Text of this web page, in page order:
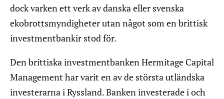
dock varken ett verk av danska eller svenska
ekobrottsmyndigheter utan något som en brittisk
investmentbankir stod för.
Den brittiska investmentbanken Hermitage Capital
Management har varit en av de största utländska
investerarna i Ryssland. Banken investerade i och